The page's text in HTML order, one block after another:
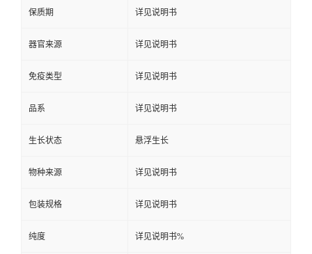
保质期 详见说明书
器官来源 详见说明书
免疫类型 详见说明书
品系 详见说明书
生长状态 悬浮生长
物种来源 详见说明书
包装规格 详见说明书
纯度 详见说明书%